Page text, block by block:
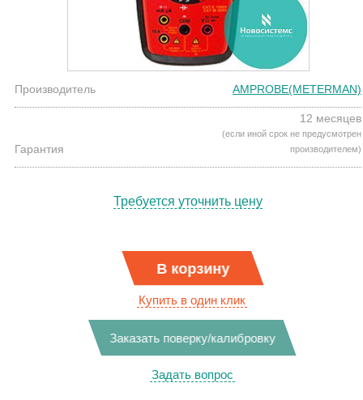
Производитель AMPROBE(METERMAN)
Гарантия
12 месяцев
(если иной срок не предусмотрен
производителем)
Требуется уточнить цену
В корзину
Купить в один клик
Заказать поверку/калибровку
Задать вопрос